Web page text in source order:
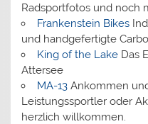
Radsportfotos und noch
Frankenstein Bikes
und handgefertigte
King of the LakeDas
Attersee
MA-13Ankommen
Leistungssportler oder
herzlich willkommen.